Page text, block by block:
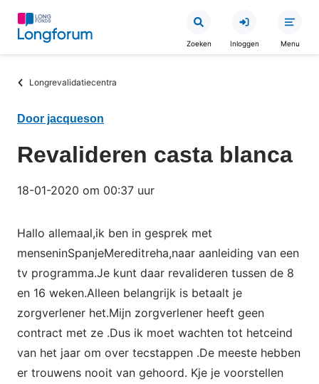
Overslaan
inhoud
Zoeken Inloggen Menu
Kruimelpad
Longrevalidatiecentra
Door jacqueson
Revalideren casta blanca
18-01-2020 om 00:37 uur
Hallo allemaal,ik ben in gesprek met
menseninSpanjeMereditreha,naar aanleiding van een
tv programma.Je kunt daar revalideren tussen de 8
en 16 weken.Alleen belangrijk is betaalt je
zorgverlener het.Mijn zorgverlener heeft geen
contract met ze .Dus ik moet wachten tot hetceind
van het jaar om over tecstappen .De meeste hebben
er trouwens nooit van gehoord. Kje je voorstellen